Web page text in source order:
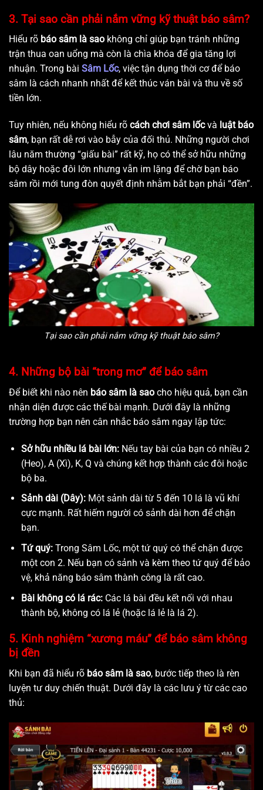
3. Tại sao cần phải nắm vững kỹ thuật báo sâm?
Hiểu rõ báo sâm là sao không chỉ giúp bạn tránh những
trận thua oan uổng mà còn là chìa khóa để gia tăng lợi
nhuận. Trong bài Sâm Lốc, việc tận dụng thời cơ để báo
sâm là cách nhanh nhất để kết thúc ván bài và thu về số
tiền lớn.
Tuy nhiên, nếu không hiểu rõ cách chơi sâm lốcvà luật báo
sâm, bạn rất dễ rơi vào bẫy của đối thủ. Những người chơi
lâu năm thường “giấu bài” rất kỹ, họ có thể sở hữu những
bộ dây hoặc đôi lớn nhưng vẫn im lặng để chờ bạn báo
sâm rồi mới tung đòn quyết định nhằm bắt bạn phải “đền”.
Tại sao cần phải nắm vững kỹ thuật báo sâm?
4. Những bộ bài “trong mơ” để báo sâm
Để biết khi nào nên báo sâm là sao cho hiệu quả, bạn cần
nhận diện được các thế bài mạnh. Dưới đây là những
trường hợp bạn nên cân nhắc báo sâm ngay lập tức:
Sở hữu nhiều lá bài lớn:Nếu tay bài của bạn có nhiều 2
(Heo), A (Xì), K, Q và chúng kết hợp thành các đôi hoặc
bộ ba.
Sảnh dài (Dây):Một sảnh dài từ 5 đến 10 lá là vũ khí
cực mạnh. Rất hiếm người có sảnh dài hơn để chặn
bạn.
Tứ quý:Trong Sâm Lốc, một tứ quý có thể chặn được
một con 2. Nếu bạn có sảnh và kèm theo tứ quý để bảo
vệ, khả năng báo sâm thành công là rất cao.
Bài không có lá rác:Các lá bài đều kết nối với nhau
thành bộ, không có lá lẻ (hoặc lá lẻ là lá 2).
5. Kinh nghiệm “xương máu” để báo sâm không
bị đền
Khi bạn đã hiểu rõ báo sâm là sao, bước tiếp theo là rèn
luyện tư duy chiến thuật. Dưới đây là các lưu ý từ các cao
thủ: